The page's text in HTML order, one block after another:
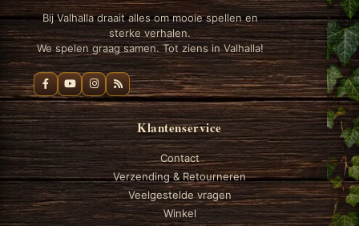
Bij Valhalla draait alles om mooie spellen en
sterke verhalen.
We spelen graag samen. Tot ziens in Valhalla!
Klantenservice
Contact
Verzending & Retourneren
Veelgestelde vragen
Winkel